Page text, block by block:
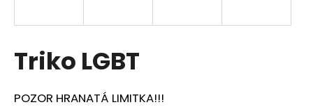
Triko LGBT
POZOR HRANATÁ LIMITKA!!!
í
t
?